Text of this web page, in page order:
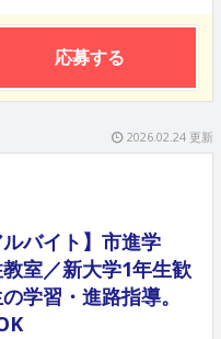
応募する
2026.02.24 更新
ルバイト】市進学
室／新大学1年生歓
学習・進路指導。